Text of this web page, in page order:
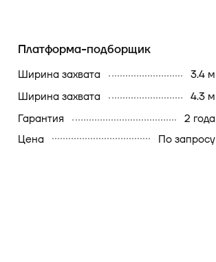
Платформа-подборщик
ширина захвата
3.4 м
ширина захвата
4.3 м
гарантия
2 года
Цена
По запросу